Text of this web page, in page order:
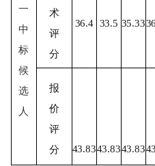
一
中
标
候
选
人
术
评
分
36.4 33.5 35.33
报
价
评
分
43.8343.8343.83